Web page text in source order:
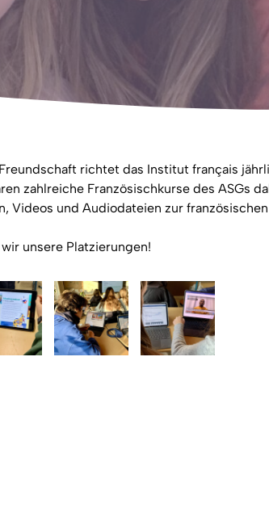
richtet das Institut français
zahlreiche Französischkurse des ASGs
Videos und Audiodateien zur französischen
unsere Platzierungen!